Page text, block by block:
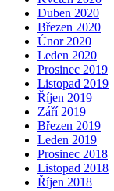
Duben 2020
Březen 2020
Únor 2020
Leden 2020
Prosinec 2019
Listopad 2019
Říjen 2019
Září 2019
Březen 2019
Leden 2019
Prosinec 2018
Listopad 2018
Říjen 2018